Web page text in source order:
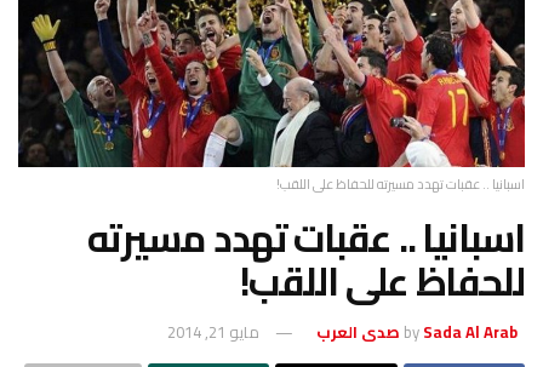
اسبانيا .. عقبات تهدد مسيرته للحفاظ على اللقب!
اسبانيا .. عقبات تهدد مسيرته
للحفاظ على اللقب!
bySada Al Arab صدى العرب مايو 21, 2014